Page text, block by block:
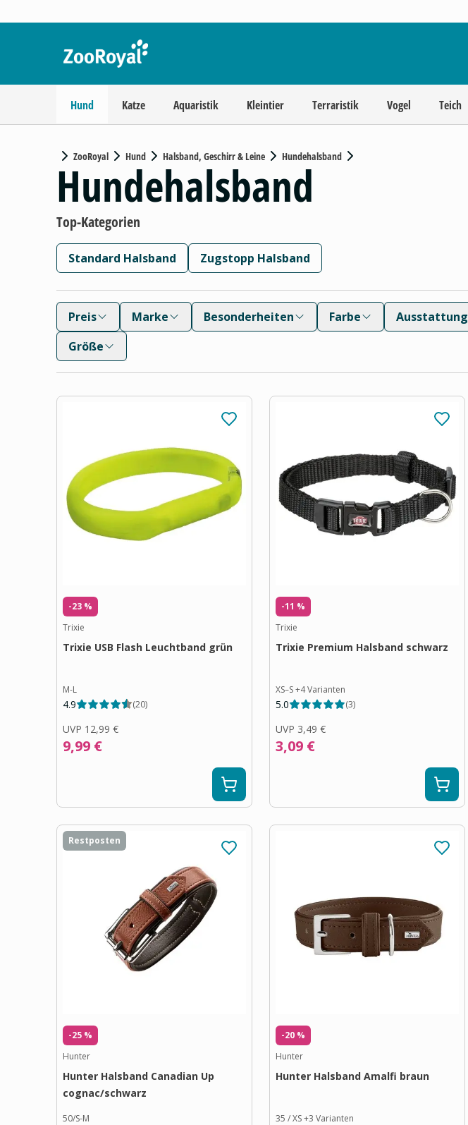
Hund Katze Aquaristik Kleintier Terraristik Vogel Teich
ZooRoyal Hund Halsband, Geschirr & Leine Hundehalsband
Hundehalsband
Top-Kategorien
Standard Halsband Zugstopp Halsband
Preis Marke Besonderheiten Farbe Ausstattung
Größe
-23 %
Trixie
Trixie USB Flash Leuchtband grün
M-L
4.9 (20)
UVP 12,99 €
9,99 €
-11 %
Trixie
Trixie Premium Halsband schwarz
XS–S+4Varianten
5.0 (3)
UVP 3,49 €
3,09 €
Restposten
-25 %
Hunter
Hunter Halsband Canadian Up
cognac/schwarz
50/S-M
-20 %
Hunter
Hunter Halsband Amalfi braun
35 / XS+3 Varianten